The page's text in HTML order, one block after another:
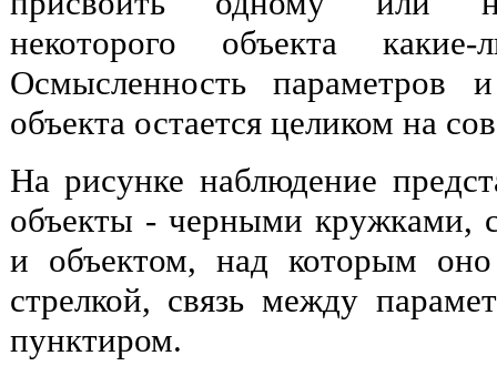
некоторого объекта
Осмысленность параметров
объекта остается целиком на
На рисунке наблюдение
объекты - черными кружками,
и объектом, над которым
стрелкой, связь между
пунктиром.